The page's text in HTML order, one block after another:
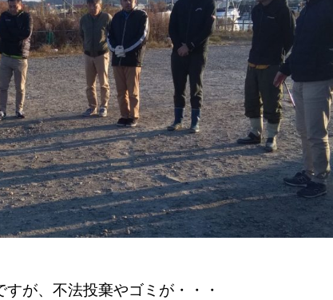
が、不法投棄やゴミが・・・